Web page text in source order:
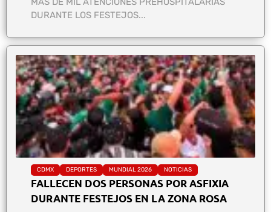
DURANTE LOS FESTEJOS...
CDMX DEPORTES MUNDIAL 2026 NOTICIAS
FALLECEN DOS PERSONAS POR ASFIXIA
DURANTE FESTEJOS EN LA ZONA ROSA